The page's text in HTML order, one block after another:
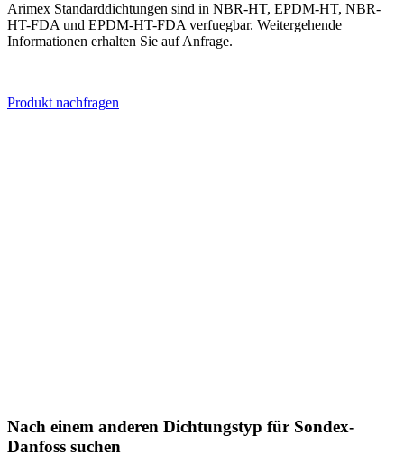
Arimex Standarddichtungen sind in NBR-HT, EPDM-HT, NBR-
HT-FDA und EPDM-HT-FDA verfuegbar. Weitergehende
Informationen erhalten Sie auf Anfrage.
Produkt nachfragen
Nach einem anderen Dichtungstyp für Sondex-
Danfoss suchen